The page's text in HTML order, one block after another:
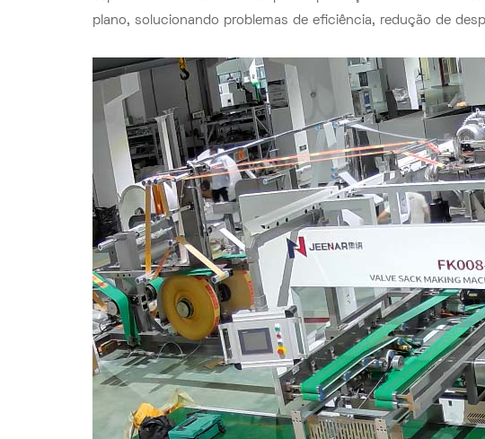
plano, solucionando problemas de eficiência, redução de